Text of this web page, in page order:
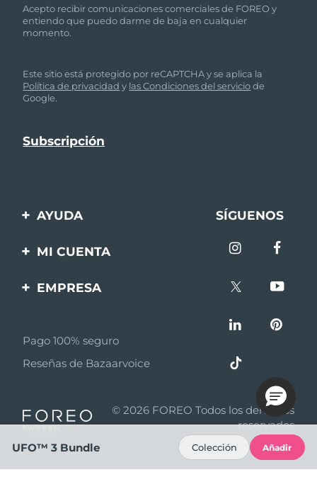
Acepto recibir comunicaciones comerciales de FOREO y
entiendo que puedo darme de baja en cualquier
momento.
Este sitio está protegido por reCAPTCHA y se aplica la
Política de privacidad y las Condiciones del serviciode
Google.
AYUDA
Contáctanos
batería
SÍGUENOS
MI CUENTA
Registro de productos
EMPRESA
Afiliados
Noticias de afiliados
Asociados
Términos y condiciones
Pago 100% seguro
Reseñas de Bazaarvoice
© 2026 FOREO Todos los derechos
reservados
UFO™ 3 Bundle
Colección Añadir